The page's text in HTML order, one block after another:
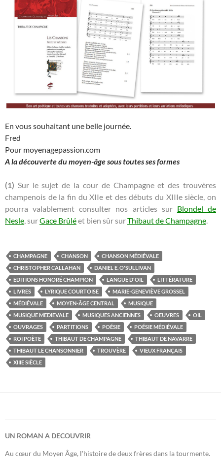
En vous souhaitant une belle journée.
Fred
Pour moyenagepassion.com
A la découverte du moyen-âge sous toutes ses formes
(1) Sur le sujet de la cour de Champagne et des trouvères
champenois de la fin du XIIe et des débuts du XIIIe siècle, on
pourra valablement consulter nos articles sur Blondel de
Nesle , surGace Brûléet bien sûr surThibaut de Champagne
CHAMPAGNE CHANSON
CHANSON MÉDIÉVALE
CHRISTOPHER CALLAHAN
DANIEL E. O'SULLIVAN
EDITIONS HONORÉ CHAMPION
LANGUE D'OIL
LITTÉRATURE
LIVRES
LYRIQUE COURTOISE
MARIE-GENEVIÈVE GROSSEL
MÉDIÉVALE
MOYEN-ÂGE CENTRAL
MUSIQUE
MUSIQUE MEDIEVALE
MUSIQUES ANCIENNES OEUVRES
OIL
OUVRAGES
PARTITIONS POÉSIE
POÉSIE MÉDIÉVALE
ROI POÈTE
THIBAUT DE CHAMPAGNE
THIBAUT DE NAVARRE
THIBAUT LE CHANSONNIER
TROUVÈRE
VIEUX FRANÇAIS
XIIIE SIÈCLE
UN ROMAN A DECOUVRIR
Au cœur du Moyen Âge, l'histoire de deux frères dans la tourmente.